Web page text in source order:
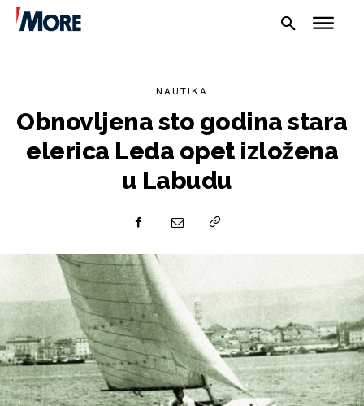
NAUTIKA
SPORT
PLOVILA
NAUTIKA
Obnovljena sto godina stara
elerica Leda opet izložena
u Labudu